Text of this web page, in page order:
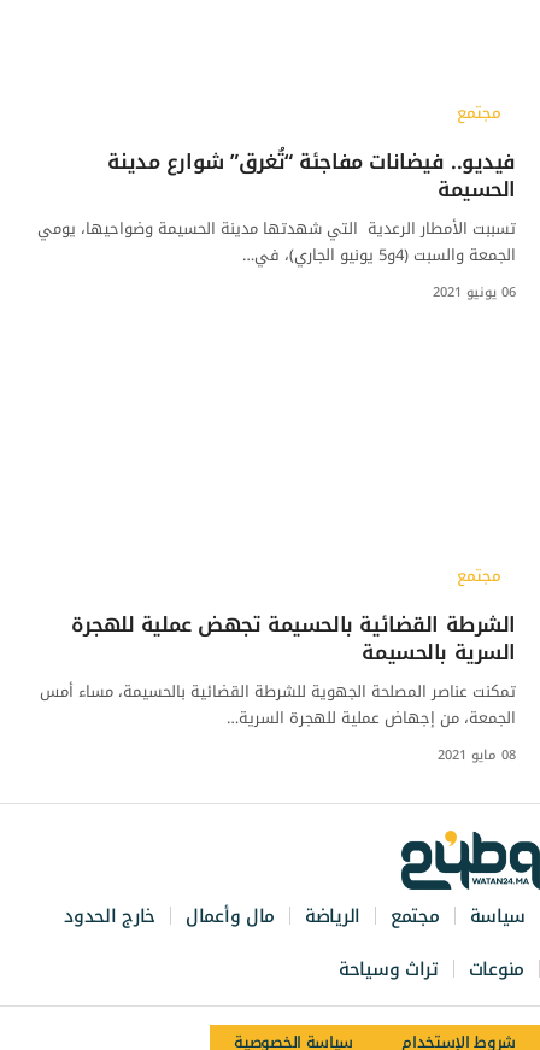
مجتمع
فيديو.. فيضانات مفاجئة “تُغرق” شوارع مدينة
الحسيمة
تسببت الأمطار الرعدية التي شهدتها مدينة الحسيمة وضواحيها، يومي
الجمعة والسبت (4و5 يونيو الجاري)، في…
06 يونيو 2021
مجتمع
الشرطة القضائية بالحسيمة تجهض عملية للهجرة
السرية بالحسيمة
تمكنت عناصر المصلحة الجهوية للشرطة القضائية بالحسيمة، مساء أمس
الجمعة، من إجهاض عملية للهجرة السرية…
08 مايو 2021
سياسة مجتمع الرياضة مال وأعمال
خارج الحدود
منوعات
تراث وسياحة
شروط الإستخدام سياسة الخصوصية